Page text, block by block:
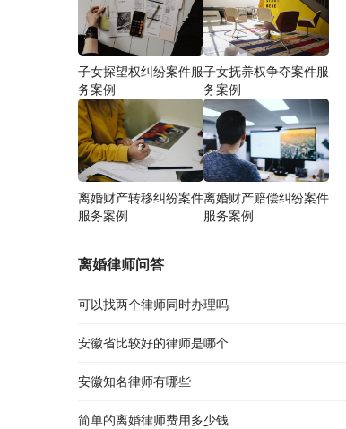
子女探望权纠纷案件服
务案例
子女抚养权争夺案件服
务案例
离婚财产转移纠纷案件
服务案例
离婚财产赔偿纠纷案件
服务案例
离婚律师问答
可以找两个律师同时办理吗
安徽省比较好的律师是哪个
安徽知名律师有哪些
简单的离婚律师费用多少钱